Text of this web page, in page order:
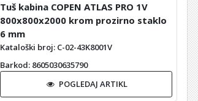
Tuš kabina COPEN ATLAS PRO 1V
800x800x2000 krom prozirno staklo
6 mm
Kataloški broj: C-02-43K8001V
Barkod: 8605030635790
POGLEDAJ ARTIKL